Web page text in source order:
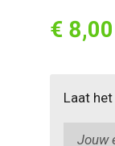
€ 8,00
Laat